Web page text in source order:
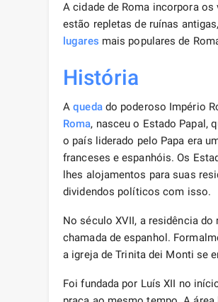
A cidade de Roma incorpora
estão repletas de ruínas
lugares mais populares de
História
Aquedado poderoso Império
Roma, nasceu o Estado Papal,
o país liderado pelo Papa era
franceses e espanhóis. Os
lhes alojamentos para suas
dividendos políticos com isso.
No século XVII, a residência
chamada de espanhol.
a igreja de Trinita dei Monti se
Foi fundada por Luís XII no